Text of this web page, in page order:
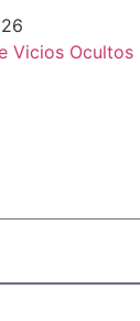
Vicios Ocultos